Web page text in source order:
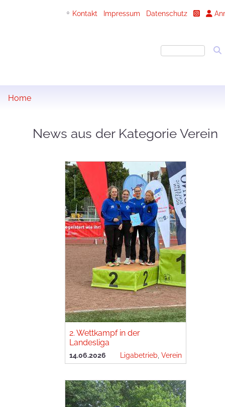
0 Kontakt Impressum Datenschutz
Home
News aus der Kategorie Verein
2. Wettkampf in der
Landesliga
14.06.2026 Ligabetrieb Verein